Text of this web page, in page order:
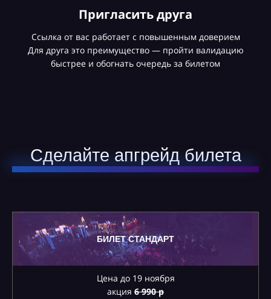
Пригласить друга
Ссылка от вас работает с повышенным доверием
Для друга это преимущество — пройти валидацию
быстрее и обогнать очередь за билетом
Сделайте апгрейд билета
БИЛЕТ СТАНДАРТ
Цена до 19 ноября
акция 6990 р